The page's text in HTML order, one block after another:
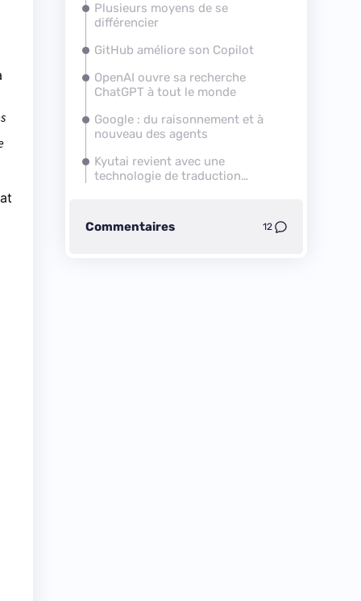
Plusieurs moyens de se
différencier
GitHub améliore son Copilot
OpenAI ouvre sa recherche
ChatGPT à tout le monde
Google : du raisonnement et à
nouveau des agents
Kyutai revient avec une
technologie de traduction
Commentaires 12